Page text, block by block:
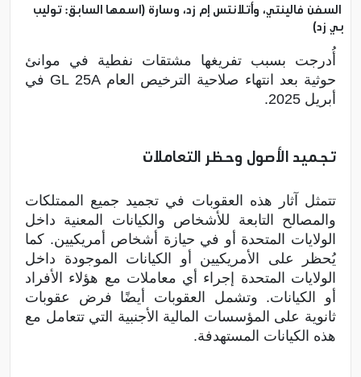
السفن فالينتي، وأتلانتس إم زد، وسارة (اسمها السابق: توليب
بي زد)
أُدرجت بسبب تفريغها مشتقات نفطية في موانئ
حوثية بعد انتهاء صلاحية الترخيص العام GL 25A في
أبريل 2025.
تجميد الأصول وحظر التعاملات
تتمثل آثار هذه العقوبات في تجميد جميع الممتلكات
والمصالح التابعة للأشخاص والكيانات المعنية داخل
الولايات المتحدة أو في حيازة أشخاص أمريكيين. كما
يُحظر على الأمريكيين أو الكيانات الموجودة داخل
الولايات المتحدة إجراء أي معاملات مع هؤلاء الأفراد
أو الكيانات. وتشمل العقوبات أيضًا فرض عقوبات
ثانوية على المؤسسات المالية الأجنبية التي تتعامل مع
هذه الكيانات المستهدفة.